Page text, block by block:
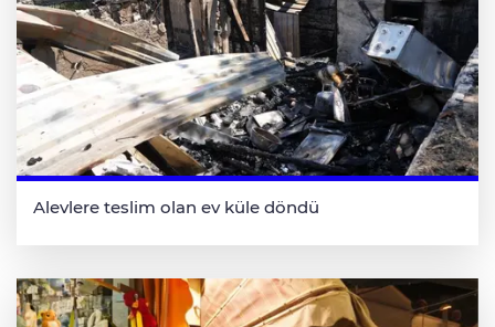
Alevlere teslim olan ev küle döndü